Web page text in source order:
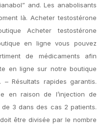
and. Les anabolisants
là. Acheter testostérone
Acheter testostérone
en ligne vous pouvez
de médicaments afin
en ligne sur notre boutique
Résultats rapides garantis.
en raison de l’injection de
3 dans des cas 2 patients.
être divisée par le nombre